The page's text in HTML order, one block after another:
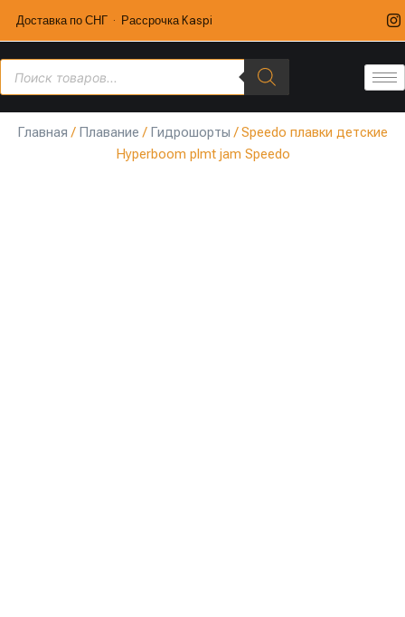
Доставка по СНГ · Рассрочка Kaspi
Главная / Плавание / Гидрошорты / Speedo плавки детские
Hyperboom plmt jam Speedo